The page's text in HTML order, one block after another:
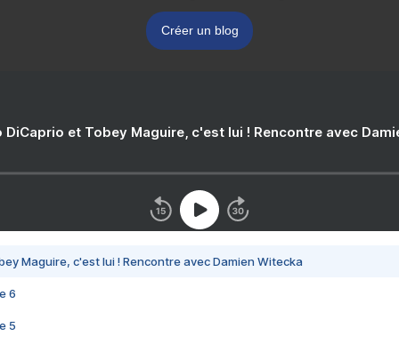
Créer un blog
DiCaprio et Tobey Maguire, c'est lui ! Rencontre avec
Maguire, c'est lui ! Rencontre avec Damien Witecka
6
5